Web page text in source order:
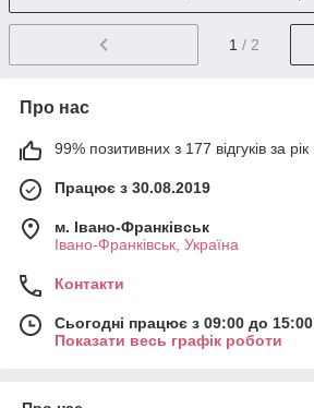
1 / 2
Про нас
99% позитивних з 177 відгуків за рік
Працює з 30.08.2019
м. Івано-Франківськ
Івано-Франківськ, Україна
Контакти
Сьогодні працює з 09:00 до 15:00
Показати весь графік роботи